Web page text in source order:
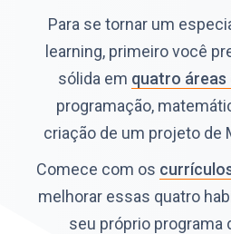
Para se tornar um
learning, primeiro você
sólida em quatro áreas
programação,
criação de um projeto de
Comece com os
melhorar essas quatro
seu próprio programa